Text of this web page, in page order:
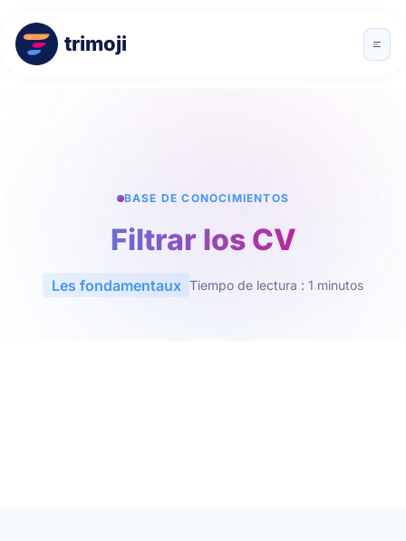
trimoji
BASE DE CONOCIMIENTOS
Filtrar los CV
Les fondamentaux Tiempo de lectura : 1 minutos